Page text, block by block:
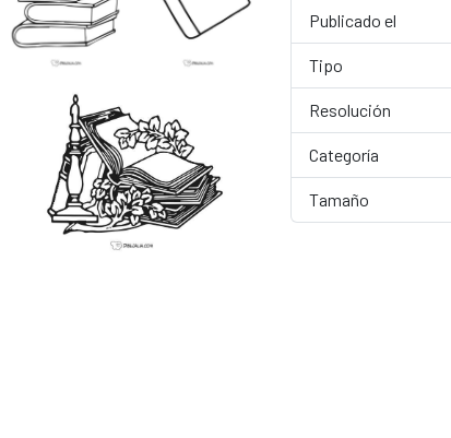
Publicado el
Tipo
Resolución
Categoría
Tamaño